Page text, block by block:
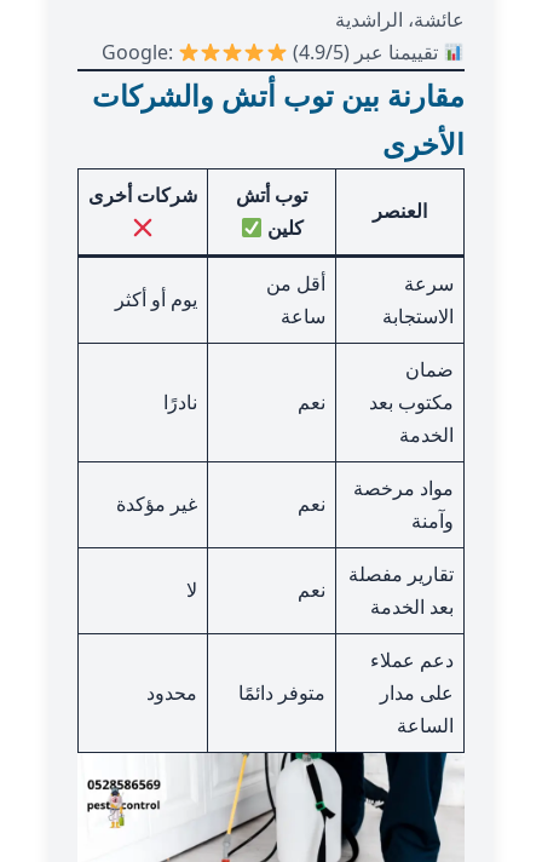
عائشة، الراشدية
تقييمنا عبر Google: (4.9/5)
مقارنة بين توب أتش والشركات
الأخرى
العنصر
توب أتش
كلين
شركات أخرى
سرعة
الاستجابة
أقل من
ساعة
يوم أو أكثر
ضمان
مكتوب بعد
الخدمة
نعم نادرًا
مواد مرخصة
وآمنة
نعم غير مؤكدة
تقارير مفصلة
بعد الخدمة
نعم لا
دعم عملاء
على مدار
الساعة
متوفر دائمًا محدود